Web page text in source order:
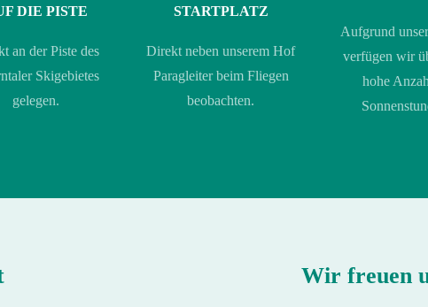
DIE PISTE
an der Piste des
Skigebietes
gelegen.
STARTPLATZ
Direkt neben unserem Hof
Paragleiter beim Fliegen
beobachten.
Aufgrund
verfügen wir
hohe
Wir freuen